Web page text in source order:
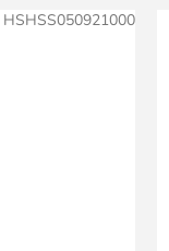
HSHSS050921000